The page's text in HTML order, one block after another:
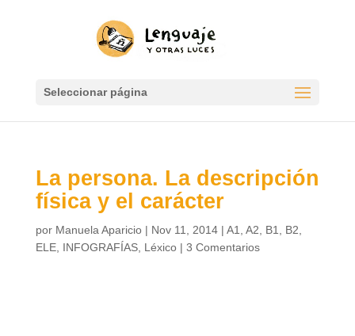
Seleccionar página
La persona. La descripción
física y el carácter
por Manuela Aparicio| Nov 11, 2014| A1 A2 B1 B2
ELE, INFOGRAFÍAS, Léxico| 3 Comentarios